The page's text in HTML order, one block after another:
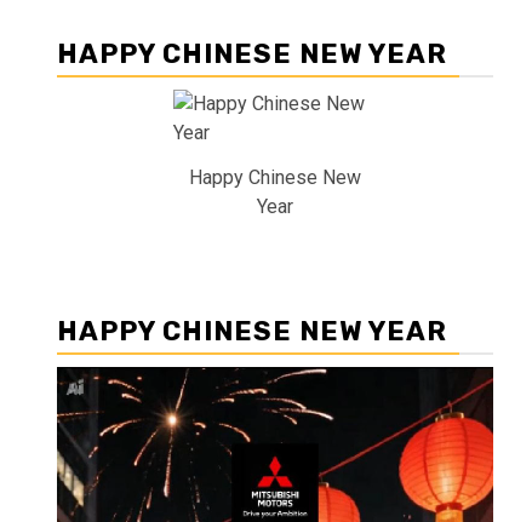
HAPPY CHINESE NEW YEAR
Happy Chinese New
Year
HAPPY CHINESE NEW YEAR
Pemutar
Video